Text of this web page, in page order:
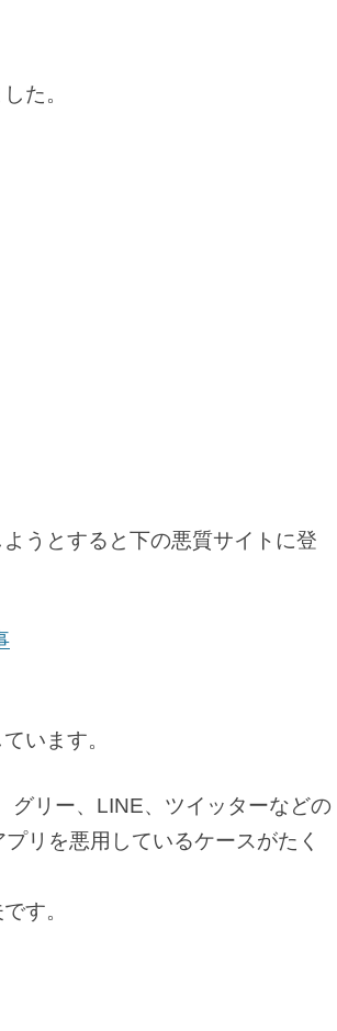
た。
うとすると下の悪質サイトに登
います。
グリー、LINE、ツイッターなどの
リを悪用しているケースがたく
す。